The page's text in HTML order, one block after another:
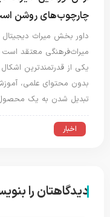
چارچوب‌های روشن
داور بخش میراث دیجیتال
میراث‌فرهنگی معتقد است
یکی از قدرتمندترین
بدون محتوای علمی،
تبدیل شدن به یک محصول
اخبار
دیدگاهتان را